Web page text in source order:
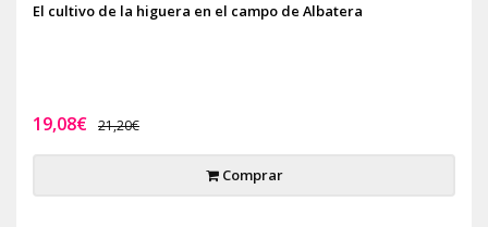
El cultivo de la higuera en el campo de Albatera
19,08€ 21,20€
Comprar